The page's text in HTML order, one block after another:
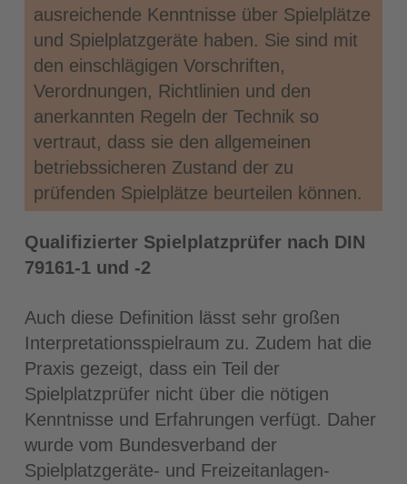
ausreichende Kenntnisse über Spielplätze
und Spielplatzgeräte haben. Sie sind mit
den einschlägigen Vorschriften,
Verordnungen, Richtlinien und den
anerkannten Regeln der Technik so
vertraut, dass sie den allgemeinen
betriebssicheren Zustand der zu
prüfenden Spielplätze beurteilen können.
Qualifizierter Spielplatzprüfer nach DIN
79161-1 und -2
Auch diese Definition lässt sehr großen
Interpretationsspielraum zu. Zudem hat die
Praxis gezeigt, dass ein Teil der
Spielplatzprüfer nicht über die nötigen
Kenntnisse und Erfahrungen verfügt. Daher
wurde vom Bundesverband der
Spielplatzgeräte- und Freizeitanlagen-